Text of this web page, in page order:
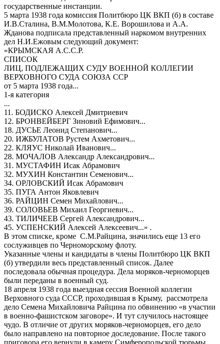
государственные инстанции.
5 марта 1938 года комиссия Политбюро ЦК ВКП (б) в составе
И.В.Сталина, В.М.Молотова, К.Е. Ворошилова и А.А.
Жданова подписала представленный наркомом внутренних
дел Н.И.Ежовым следующий документ:
«КРЫМСКАЯ А.С.С.Р.
СПИСОК
ЛИЦ, ПОДЛЕЖАЩИХ СУДУ ВОЕННОЙ КОЛЛЕГИИ
ВЕРХОВНОГО СУДА СОЮЗА ССР
от 5 марта 1938 года...
1-я категория
...
11. БОДИСКО Алексей Дмитриевич
12. БРОНВЕЙБЕРГ Зиновий Ефимович...
18. ДУСЬЕ Леонид Степанович...
20. ИЖБУЛАТОВ Рустем Ахметович...
22. КЛЯУС Николай Иванович...
28. МОЧАЛОВ Александр Александрович...
31. МУСТАФИН Исак Абрамович
32. МУХИН Константин Семенович...
34. ОРЛОВСКИЙ Исак Абрамович
35. ПУГА Антон Яковлевич
36. РАЙЦИН Семен Михайлович...
39. СОЛОВЬЕВ Михаил Георгиевич...
43. ТИЛИЧЕЕВ Сергей Александрович...
45. УСПЕНСКИЙ Алексей Алексеевич...» .
В этом списке, кроме С.М.Райцина, значились еще 13 его
сослуживцев по Черноморскому флоту.
Указанные члены и кандидаты в члены Политбюро ЦК ВКП
(б) утвердили весь представленный список. Далее
последовала обычная процедура. Дела моряков-черноморцев
были переданы в военный суд.
18 апреля 1938 года выездная сессия Военной коллегии
Верховного суда СССР, проходившая в Крыму, рассмотрела
дело Семена Михайловича Райцина по обвинению «в участии
в военно-фашистском заговоре». И тут случилось настоящее
чудо. В отличие от других моряков-черноморцев, его дело
было направлено на повторное доследование. После такого
приговора его вернули в камеру Симферопольской тюрьмы...